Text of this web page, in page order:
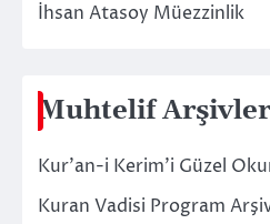
İhsan Atasoy Müezzinlik
Muhtelif Arşivler
Kur’an-i Kerim’i Güzel
Kuran Vadisi Program